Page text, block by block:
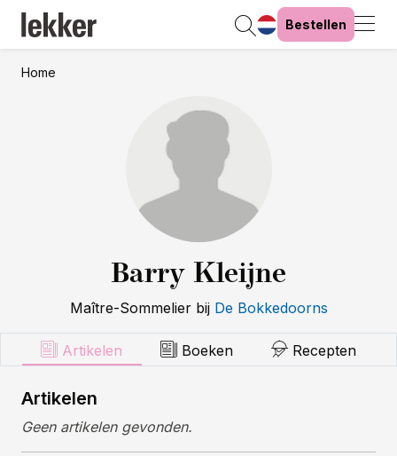
Bestellen
Home
Barry Kleijne
Maître-Sommelier bij De Bokkedoorns
Artikelen Boeken Recepten
Artikelen
Geen artikelen gevonden.